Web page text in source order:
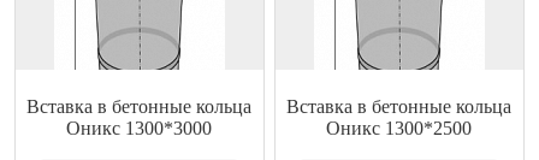
Вставка в бетонные кольца
Оникс 1300*3000
Вставка в бетонные кольца
Оникс 1300*2500